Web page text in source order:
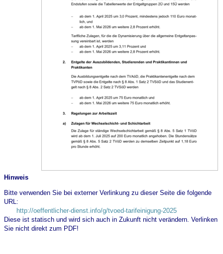
Hinweis
Bitte verwenden Sie bei externer Verlinkung zu dieser Seite die folgende
URL:
http://oeffentlicher-dienst.info/g/tvoed-tarifeinigung-2025
Diese ist statisch und wird sich auch in Zukunft nicht verändern. Verlinken
Sie nicht direkt zum PDF!